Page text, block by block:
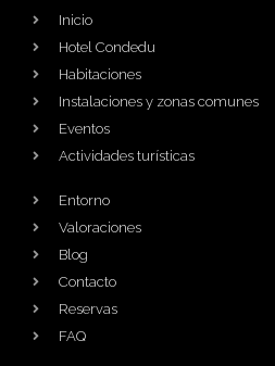
Inicio
Hotel Condedu
Habitaciones
Instalaciones y zonas comunes
Eventos
Actividades turísticas
Entorno
Valoraciones
Blog
Contacto
Reservas
FAQ